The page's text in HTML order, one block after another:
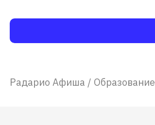
Радарио Афиша / Образование